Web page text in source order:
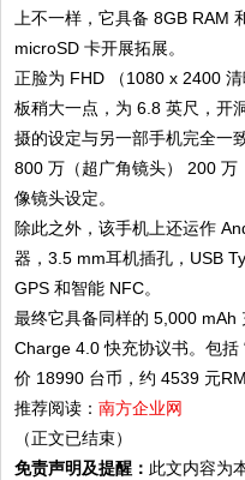
上不一样，它具备 8GB RAM
microSD 卡开展拓展。
正脸为 FHD （1080 x 2400
板稍大一点，为 6.8 英尺，开
摄的设定与另一部手机完全一
800 万（超广角镜头） 200
像镜头设定。
除此之外，该手机上还运作
器，3.5 mm耳机插孔，USB
GPS 和智能 NFC。
最终它具备同样的 5,000 mAh
Charge 4.0 快充协议书。包括
价 18990 台币，约 4539 元
推荐阅读：南方企业网
（正文已结束）
免责声明及提醒： 此文内容为